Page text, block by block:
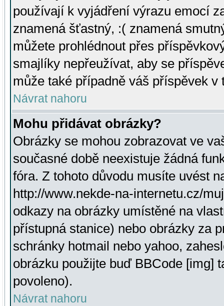
používají k vyjádření výrazu emocí
znamená šťastný, :( znamená
můžete prohlédnout přes
smajlíky nepřeužívat, aby se
může také případně váš příspěvek v
Návrat nahoru
Mohu přidávat obrázky?
Obrázky se mohou zobrazovat ve
současné době neexistuje žádná
fóra. Z tohoto důvodu musíte uvést
http://www.nekde-na-internetu.cz/
odkazy na obrázky umístěné na
přístupná stanice) nebo obrázky za
schránky hotmail nebo yahoo,
obrázku použijte buď BBCode [img]
povoleno).
Návrat nahoru